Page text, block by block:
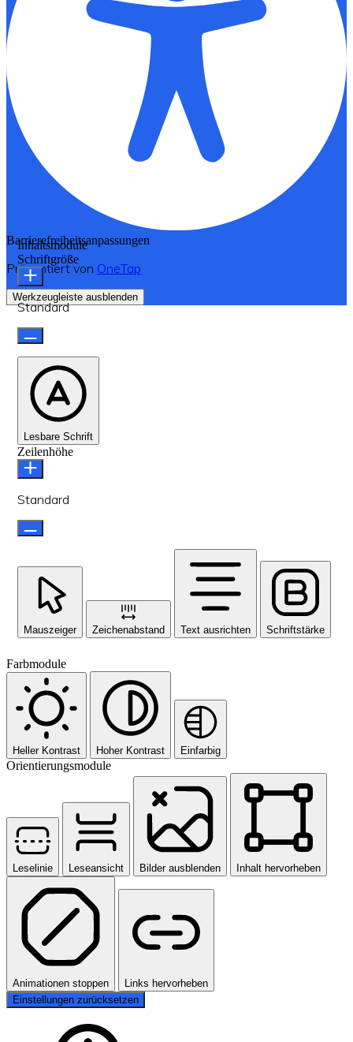
Barrierefreiheitsanpassungen
Präsentiert von OneTap
Werkzeugleiste ausblenden
Inhaltsmodule
Schriftgröße
Standard
Lesbare Schrift
Zeilenhöhe
Standard
Mauszeiger Zeichenabstand Text ausrichten Schriftstärke
Farbmodule
Heller Kontrast Hoher Kontrast Einfarbig
Orientierungsmodule
Leselinie Leseansicht Bilder ausblenden Inhalt hervorheben
Animationen stoppen
Links hervorheben
Einstellungen zurücksetzen